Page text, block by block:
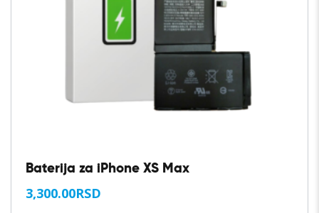
Baterija za iPhone XS Max
3,300.00RSD